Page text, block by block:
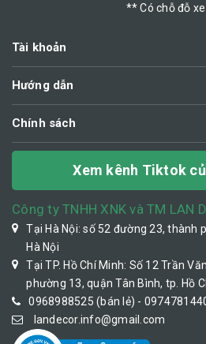
** Có chỗ đỗ
Tài khoản
Hướng dẫn
Chính sách
Xem kênh Tiktok
Công ty TNHH XNK và TM LAN
Tại Hà Nội: số 52 đường 23, thành
Hà Nội
Tại TP. Hồ Chí Minh: Số 12 Trần
phường 13, quận Tân Bình, tp. Hồ
0968988525 (bán lẻ) -
landecor.info@gmail.com